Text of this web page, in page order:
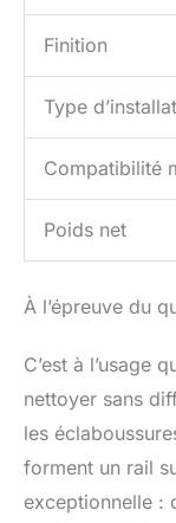
Finition
Type
Compatibilité
Poids net
À l’épreuve du
C’est à l’usage
nettoyer sans
les
forment un rail
exceptionnelle :